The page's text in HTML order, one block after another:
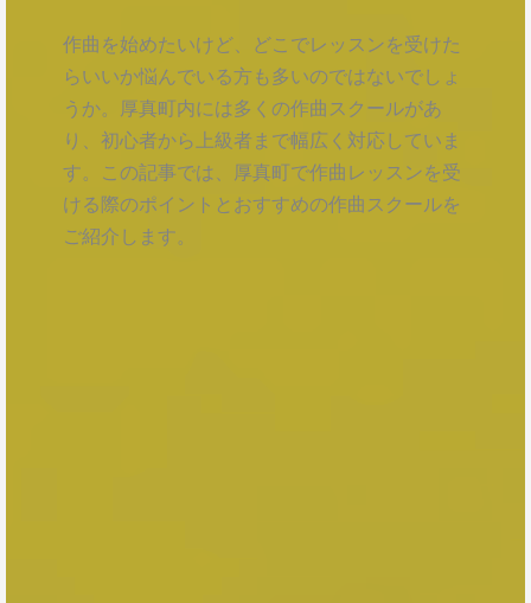
作曲を始めたいけど、どこでレッスンを受けた
らいいか悩んでいる方も多いのではないでしょ
うか。厚真町内には多くの作曲スクールがあ
り、初心者から上級者まで幅広く対応していま
す。この記事では、厚真町で作曲レッスンを受
ける際のポイントとおすすめの作曲スクールを
ご紹介します。